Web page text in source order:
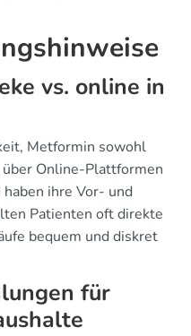
vs. online in
Metformin sowohl
Online-Plattformen
ihre Vor- und
Patienten oft direkte
bequem und diskret
für